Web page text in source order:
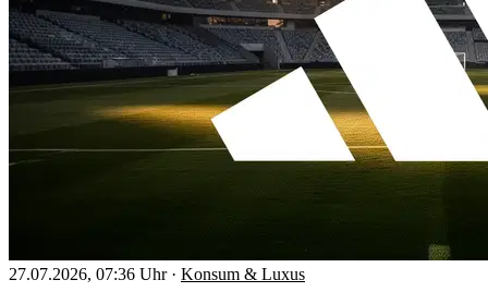
27.07.2026, 07:36 Uhr · Konsum & Luxus